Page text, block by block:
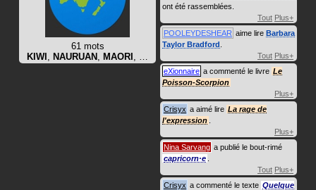
61 mots
KIWI
NAURUAN MAORI
ont été rassemblées.
Tout Plus+
POOLEYDESHEAR aime lire Barbara
Taylor Bradford
Tout Plus+
eXionnaire a commenté le livre Le
Poisson-Scorpion
Plus+
Crisyx a aimé lire La rage de
l'expression
Plus+
Nina Sarvang a publié le bout-rimé
capricorn·e
Tout Plus+
Crisyx a commenté le texte Quelque